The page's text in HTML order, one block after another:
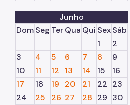
Junho
DomSeg TerQua Qui SexSáb
1
2
3
4 5 6 7 8
9
10
11 12 13 14 15
16
17
18 19 20 21 22 23
24
25 26 27 28 29 30